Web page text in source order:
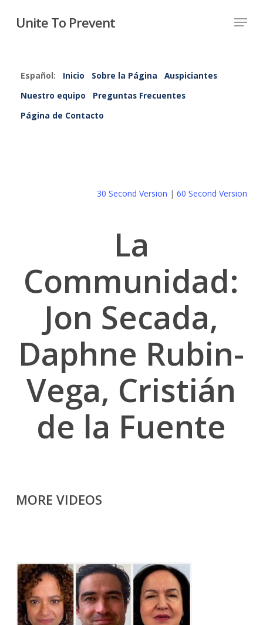
Unite To Prevent
Español: Inicio Sobre la Página
Auspiciantes
Nuestro equipo
Preguntas Frecuentes
Página de Contacto
30 Second Version |60 Second Version
La
Communidad:
Jon Secada,
Daphne Rubin-
Vega, Cristián
de la Fuente
MORE VIDEOS